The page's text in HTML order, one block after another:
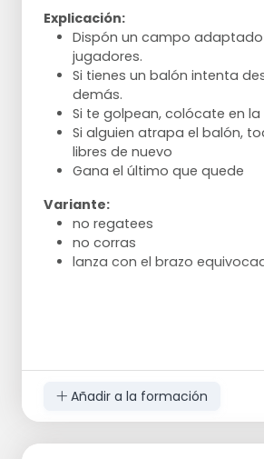
Explicación:
Dispón un campo
jugadores.
Si tienes un balón intenta
demás.
Si te golpean, colócate en
Si alguien atrapa el balón,
libres de nuevo
Gana el último que quede
Variante:
no regatees
no corras
lanza con el brazo
Añadir a la formación